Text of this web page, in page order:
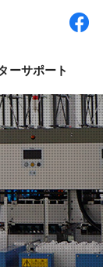
ットワーク
レット輸送システ
ーサポート
コラム
ー よくある質